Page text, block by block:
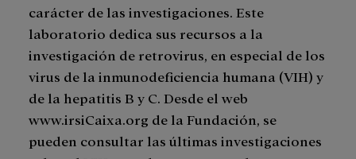
carácter de las investigaciones. Este
laboratorio dedica sus recursos a la
investigación de retrovirus, en especial de los
virus de la inmunodeficiencia humana (VIH) y
de la hepatitis B y C. Desde el web
www.irsiCaixa.org de la Fundación, se
pueden consultar las últimas investigaciones